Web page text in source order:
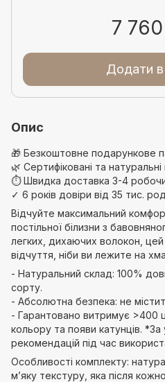
7
Додати
Опис
🎁 Безкоштовне подарункове
🌿 Сертифіковані та
⏱ Швидка доставка 3-4
✓ 6 років довіри від 35 тис.
Відчуйте максимальний
постільної білизни з
легких, дихаючих волокон,
відчуття, ніби ви лежите на
- Натуральний склад: 100%
сорту.
- Абсолютна безпека: не
- Гарантовано витримує >400
кольору та появи катунців.
рекомендацій під час
Особливості комплекту:
м’яку текстуру, яка після